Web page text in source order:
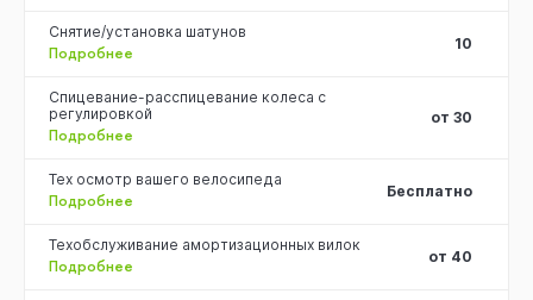
Снятие/установка шатунов
Подробнее 10
Спицевание-расспицевание колеса с
регулировкой
Подробнее
от 30
Тех осмотр вашего велосипеда
Подробнее Бесплатно
Техобслуживание амортизационных вилок
Подробнее от 40